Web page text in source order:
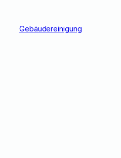
Gebäudereinigung